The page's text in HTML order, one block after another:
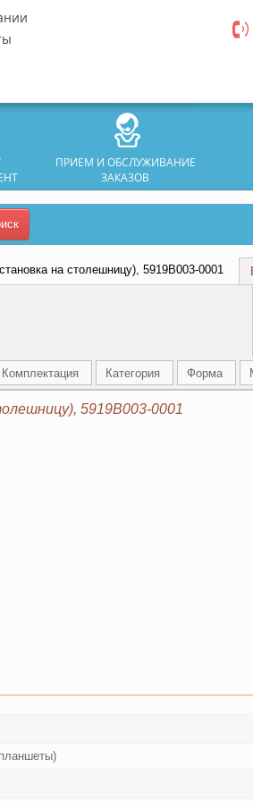
ПРИЕМ И ОБСЛУЖИВАНИЕ
ЗАКАЗОВ
на столешницу), 5919B003-0001
Комплектация Категория Форма
5919B003-0001